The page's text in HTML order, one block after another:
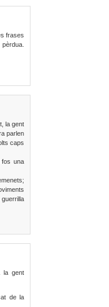
frases
la gent
parlen
caps
fos una
la gent
de la